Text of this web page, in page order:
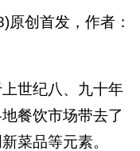
创首发，作者：
世纪八、九十年
餐饮市场带去了
菜品等元素。